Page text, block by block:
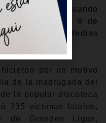
del 2024, cuando
el 8 y 9 de
Bay y los Medias
por un motivo
de la madrugada del
la popular discoteca
235 víctimas fatales,
de Grandes Ligas,